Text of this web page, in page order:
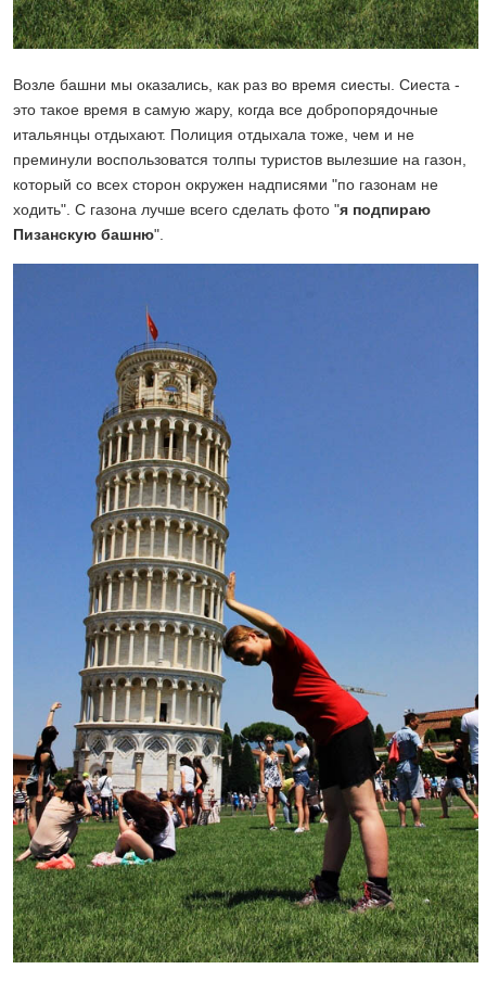
Возле башни мы оказались, как раз во время сиесты. Сиеста -
это такое время в самую жару, когда все добропорядочные
итальянцы отдыхают. Полиция отдыхала тоже, чем и не
преминули воспользоватся толпы туристов вылезшие на газон,
который со всех сторон окружен надписями "по газонам не
ходить". С газона лучше всего сделать фото "я подпираю
Пизанскую башню".